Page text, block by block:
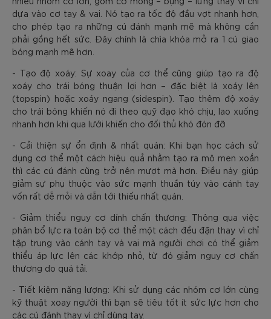
dựa vào cơ tay & vai. Nó tạo ra tốc độ đầu vợt nhanh hơn,
cho phép tạo ra những cú đánh mạnh mẽ mà không cần
phải gồng hết sức. Đây chính là chìa khóa mở ra 1 cú giao
bóng mạnh mẽ hơn.
- Tạo độ xoáy: Sự xoay của cơ thể cũng giúp tạo ra độ
xoáy cho trái bóng thuận lợi hơn – đặc biệt là xoáy lên
(topspin) hoặc xoáy ngang (sidespin). Tạo thêm độ xoáy
cho trái bóng khiến nó đi theo quỹ đạo khó chịu, lao xuống
nhanh hơn khi qua lưới khiến cho đối thủ khó đón đỡ
- Cải thiện sự ổn định & nhất quán: Khi bạn học cách sử
dụng cơ thể một cách hiệu quả nhằm tạo ra mô men xoắn
thì các cú đánh cũng trở nên mượt mà hơn. Điều này giúp
giảm sự phụ thuộc vào sức mạnh thuần túy vào cánh tay
vốn rất dễ mỏi và dẫn tới thiếu nhất quán.
- Giảm thiểu nguy cơ dính chấn thương: Thông qua việc
phân bổ lực ra toàn bộ cơ thể một cách đều đặn thay vì chỉ
tập trung vào cánh tay và vai mà người chơi có thể giảm
thiểu áp lực lên các khớp nhỏ, từ đó giảm nguy cơ chấn
thương do quá tải.
- Tiết kiệm năng lượng: Khi sử dụng các nhóm cơ lớn cùng
kỹ thuật xoay người thì bạn sẽ tiêu tốt ít sức lực hơn cho
các cú đánh thay vì chỉ dùng tay.